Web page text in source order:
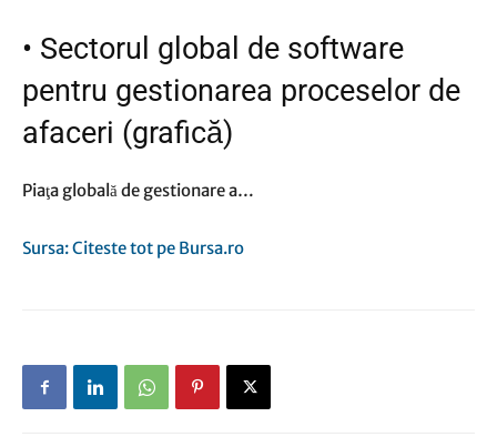
• Sectorul global de software
pentru gestionarea proceselor de
afaceri (grafică)
Piaţa globală de gestionare a…
Sursa: Citeste tot pe Bursa.ro